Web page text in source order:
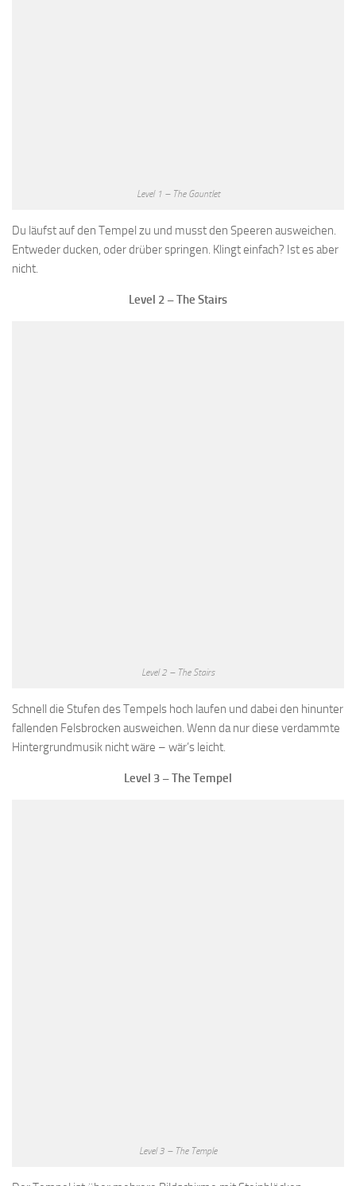
Level 1 – The Gauntlet
Du läufst auf den Tempel zu und musst den Speeren ausweichen.
Entweder ducken, oder drüber springen. Klingt einfach? Ist es aber
nicht.
Level 2 – The Stairs
Level 2 – The Stairs
Schnell die Stufen des Tempels hoch laufen und dabei den hinunter
fallenden Felsbrocken ausweichen. Wenn da nur diese verdammte
Hintergrundmusik nicht wäre – wär’s leicht.
Level 3 – The Tempel
Level 3 – The Temple